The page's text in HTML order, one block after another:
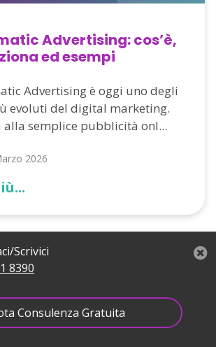
Advertising: cos’è,
ed esempi
Advertising è oggi uno degli
evoluti del digital marketing.
alla semplice pubblicità onl...
2026
Scrivici
8390
Consulenza Gratuita